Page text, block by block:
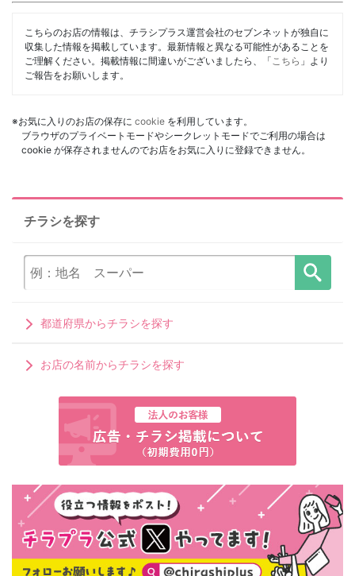
こちらのお店の情報は、チラシプラス運営会社のセブンネットが独自に
収集した情報を掲載しています。最新情報と異なる可能性があることを
ご理解ください。掲載情報に間違いがございましたら、「 こちら 」より
ご報告をお願いします。
※お気に入りのお店の保存に cookie を利用しています。
ブラウザのプライベートモードやシークレットモードでご利用の場合は
cookie が保存されませんのでお店をお気に入りに登録できません。
チラシを探す
都道府県からチラシを探す
お店の名前からチラシを探す